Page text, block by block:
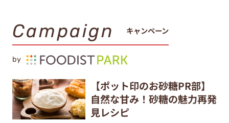
Campaign キャンペーン
by
【ポット印のお砂糖PR部】
自然な甘み！砂糖の魅力再発
見レシピ